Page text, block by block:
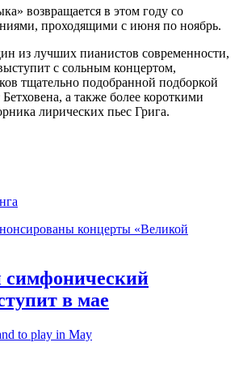
возвращается в этом году со
проходящими с июня по ноябрь.
из лучших пианистов современности,
с сольным концертом,
тщательно подобранной подборкой
а также более короткими
лирических пьес Грига.
концерты «Великой
в мае